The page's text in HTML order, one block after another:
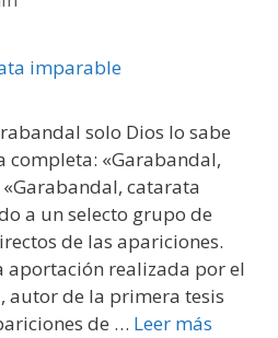
solo Dios lo sabe
completa: «Garabandal,
catarata
a un selecto grupo de
de las apariciones.
aportación realizada por el
autor de la primera tesis
de … Leer más